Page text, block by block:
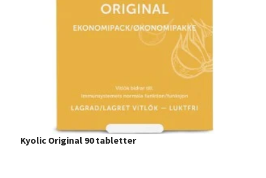
Kyolic Original 90 tabletter